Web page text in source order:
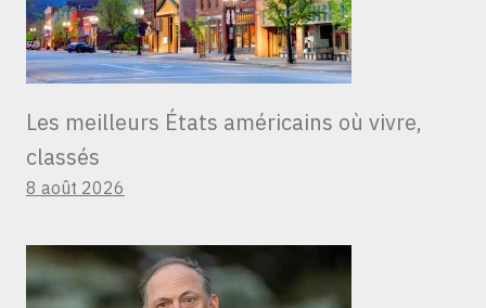
Les meilleurs États américains où vivre,
classés
8 août 2026